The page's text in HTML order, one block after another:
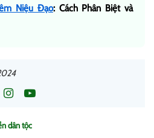
Niệu Đạo: Cách Phân Biệt và
dân tộc